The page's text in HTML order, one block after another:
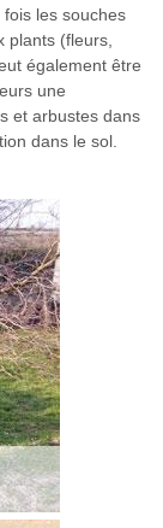
les souches
plants (fleurs,
également être
une
et arbustes dans
dans le sol.